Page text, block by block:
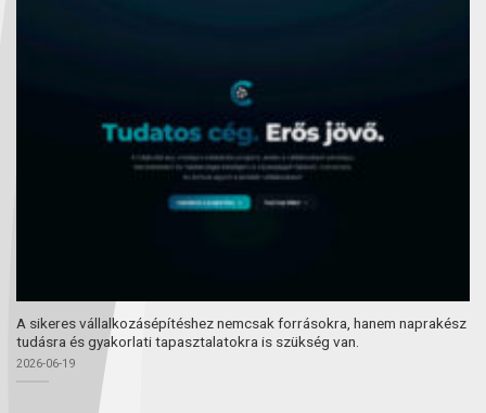
A sikeres vállalkozásépítéshez nemcsak forrásokra, hanem naprakész
tudásra és gyakorlati tapasztalatokra is szükség van.
2026-06-19